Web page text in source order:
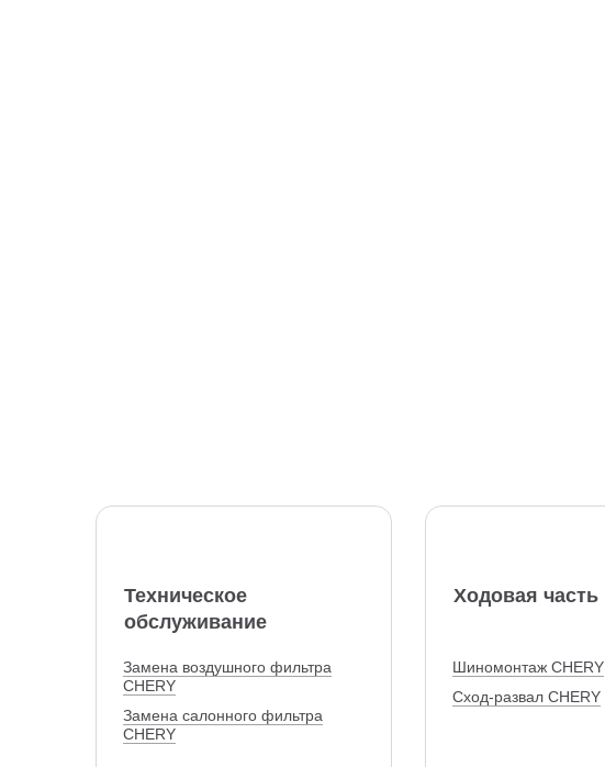
Техническое
обслуживание
Замена воздушного фильтра
CHERY
Замена салонного фильтра
CHERY
Ходовая часть
Шиномонтаж CHERY
Сход-развал CHERY